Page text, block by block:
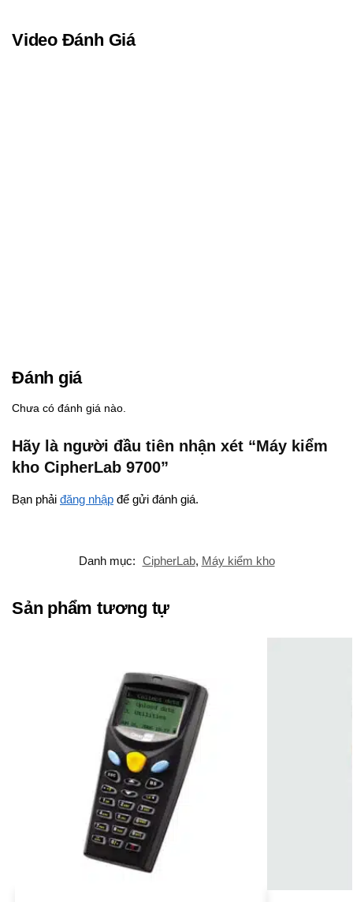
Video Đánh Giá
Đánh giá
Chưa có đánh giá nào.
Hãy là người đầu tiên nhận xét “Máy kiểm
kho CipherLab 9700”
Bạn phải đăng nhập để gửi đánh giá.
Danh mục: CipherLab, Máy kiểm kho
Sản phẩm tương tự